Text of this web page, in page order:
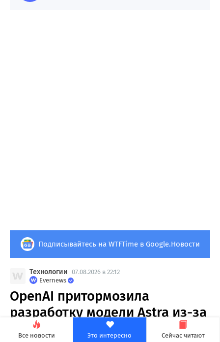
Все новости Это интересно Сейчас читают
Подписывайтесь на WTFTime в Google.Новости
Технологии 07.08.2026 в 22:12
Evernews
OpenAI притормозила
разработку модели Astra из-за
опасений насчет